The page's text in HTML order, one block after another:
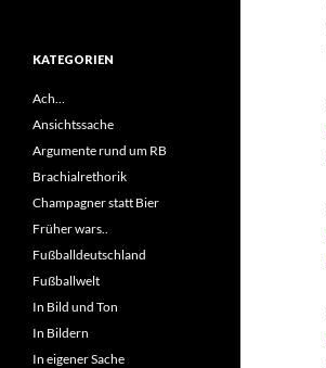
KATEGORIEN
Ach…
Ansichtssache
Argumente rund um RB
Brachialrethorik
Champagner statt Bier
Früher wars..
Fußballdeutschland
Fußballwelt
In Bild und Ton
In Bildern
In eigener Sache